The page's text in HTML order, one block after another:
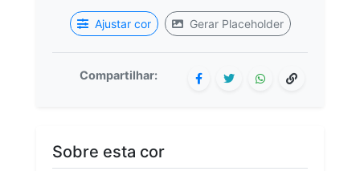
Ajustar cor Gerar Placeholder
Compartilhar:
Sobre esta cor